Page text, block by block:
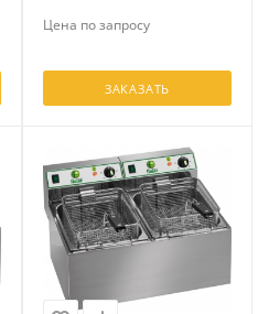
Цена по запросу
ЗАКАЗАТЬ